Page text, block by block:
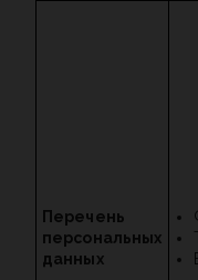
Перечень
персональных
данных